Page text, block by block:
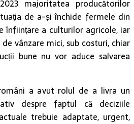
majoritatea producătorilor
de a-și închide fermele din
înființare a culturilor agricole, iar
vânzare mici, sub costuri, chiar
bune nu vor aduce salvarea
a avut rolul de a livra un
despre faptul că deciziile
trebuie adaptate, urgent,